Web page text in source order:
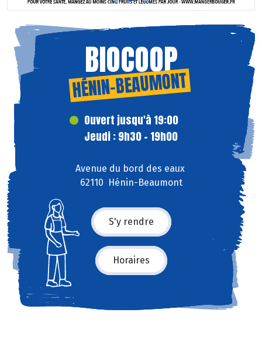
BIOCOOP
HÉNIN-BEAUMONT
Ouvert jusqu'à 19:00
Jeudi : 9h30 - 19h00
Avenue du bord des eaux
62110 Hénin-Beaumont
S'y rendre
Horaires